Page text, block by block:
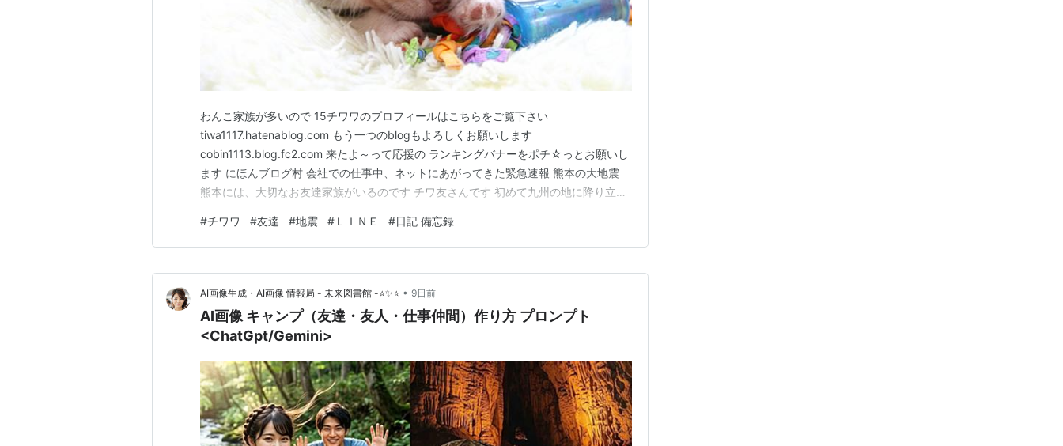
わんこ家族が多いので 15チワワのプロフィールはこちらをご覧下さい
tiwa1117.hatenablog.com もう一つのblogもよろしくお願いします
cobin1113.blog.fc2.com 来たよ～って応援の ランキングバナーをポチ☆っとお願いし
ます にほんブログ村 会社での仕事中、ネットにあがってきた緊急速報 熊本の大地震
熊本には、大切なお友達家族がいるのです チワ友さんです 初めて九州の地に降り立っ
またま大阪にいらしたお友達が 新幹線乗って犬小屋に来てくれて てのかかるあたり様
のチワ育てを手伝…
#チワワ #友達 #地震 # ＬＩＮＥ #日記 備忘録
AI画像生成・AI画像 情報局 - 未来図書館 -⭐✨⭐ • 9日前
AI画像 キャンプ（友達・友人・仕事仲間）作り方 プロンプト
<ChatGpt/Gemini>